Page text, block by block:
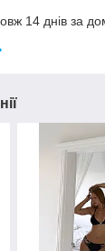
14 днів за